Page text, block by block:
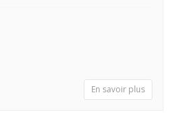
En savoir plus